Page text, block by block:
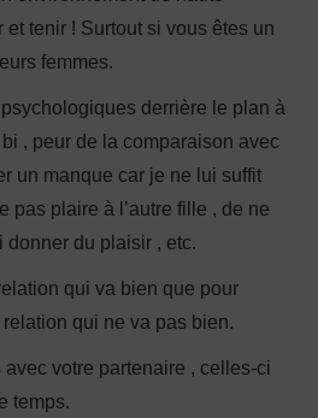
tenir ! Surtout si vous êtes un
femmes.
psychologiques derrière le plan à
, peur de la comparaison avec
un manque car je ne lui suffit
pas plaire à l’autre fille , de ne
donner du plaisir , etc.
qui va bien que pour
qui ne va pas bien.
votre partenaire , celles-ci
temps.